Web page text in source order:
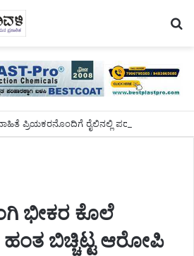
ಭೀಕರ ಕೊಲೆ
ಹಂತ ಬಿಚ್ಚಿಟ್ಟ ಆರೋಪಿ